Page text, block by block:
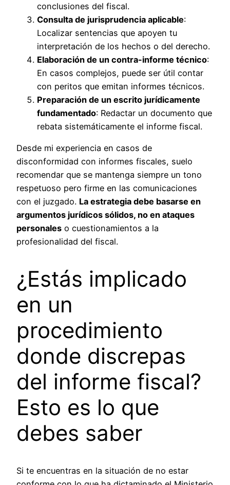
conclusiones del fiscal.
Consulta de jurisprudencia aplicable:
Localizar sentencias que apoyen tu
interpretación de los hechos o del derecho.
Elaboración de un contra-informe técnico:
En casos complejos, puede ser útil contar
con peritos que emitan informes técnicos.
Preparación de un escrito jurídicamente
fundamentado: Redactar un documento que
rebata sistemáticamente el informe fiscal.
Desde mi experiencia en casos de
disconformidad con informes fiscales, suelo
recomendar que se mantenga siempre un tono
respetuoso pero firme en las comunicaciones
con el juzgado. La estrategia debe basarse en
argumentos jurídicos sólidos, no en ataques
personales o cuestionamientos a la
profesionalidad del fiscal.
¿Estás implicado
en un
procedimiento
donde discrepas
del informe fiscal?
Esto es lo que
debes saber
Si te encuentras en la situación de no estar